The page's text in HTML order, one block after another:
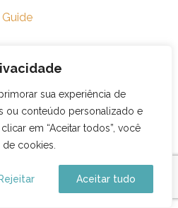
sua experiência de
ou conteúdo personalizado e
em “Aceitar todos”, você
cookies.
Rejeitar Aceitar tudo
tenha um seguro de viagem
Recomendo o e-Sim